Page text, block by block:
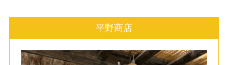
平野商店